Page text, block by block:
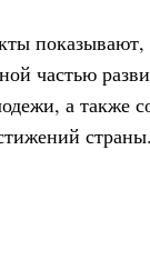
показывают,
частью
а также
страны.